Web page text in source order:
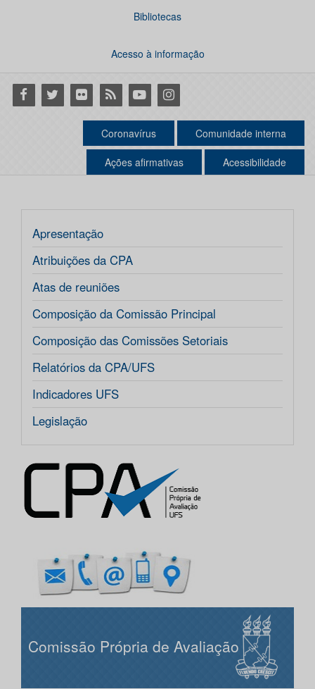
Bibliotecas
Acesso à informação
Facebook
Twitter Flickr RSS YoutubeInstagram
Coronavírus Comunidade interna
Ações afirmativas Acessibilidade
Apresentação
Atribuições da CPA
Atas de reuniões
Composição da Comissão Principal
Composição das Comissões Setoriais
Relatórios da CPA/UFS
Indicadores UFS
Legislação
Comissão Própria de Avaliação